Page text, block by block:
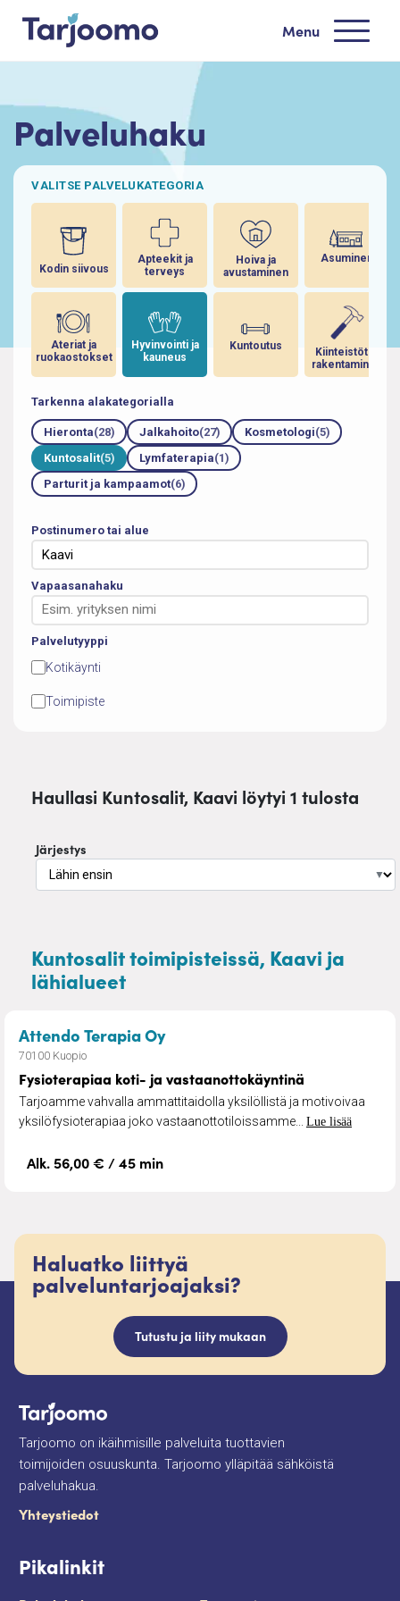
Siirry sisältöön
Tarjoomo etusivu
Menu
Palveluhaku
VALITSE PALVELUKATEGORIA
Kodin siivous
Ateriat ja
ruokaostokset
Apteekit ja
terveys
Hyvinvointi ja
kauneus
Hoiva ja
avustaminen
Kuntoutus
Asuminen
Kiinteistöt ja
rakentaminen
Tarkenna alakategorialla
Hieronta(28) Jalkahoito(27) Kosmetologi(5)
Kuntosalit(5) Lymfaterapia(1)
Parturit ja kampaamot(6)
Postinumero tai alue
Vapaasanahaku
Palvelutyyppi
Kotikäynti
Toimipiste
Haullasi Kuntosalit, Kaavi löytyi 1 tulosta
Järjestys
▼
Kuntosalit toimipisteissä, Kaavi ja
lähialueet
Attendo Terapia Oy– Fysioterapiaa koti- ja
70100 Kuopio
Fysioterapiaa koti- ja vastaanottokäyntinä
Tarjoamme vahvalla ammattitaidolla yksilöllistä ja motivoivaa
yksilöfysioterapiaa joko vastaanottotiloissamme... Lue lisää
Alk. 56,00 € / 45 min
Haluatko liittyä
palveluntarjoajaksi?
Tutustu ja liity mukaan
Tarjoomo on ikäihmisille palveluita tuottavien
toimijoiden osuuskunta. Tarjoomo ylläpitää sähköistä
palveluhakua.
Yhteystiedot
Pikalinkit